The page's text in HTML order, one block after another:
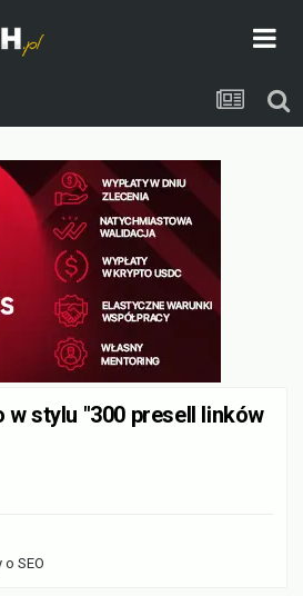
w stylu "300 presell linków
SEO